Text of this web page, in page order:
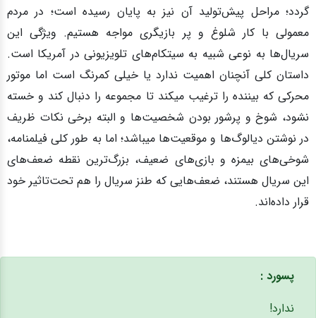
گردد؛ مراحل پیش‌تولید آن نیز به پایان رسیده‌ است؛ در مردم
معمولی با کار شلوغ و پر بازیگری مواجه هستیم. ویژگی این
سریال‌ها به‌ نوعی شبیه به سیتکام‌های تلویزیونی در آمریکا است.
داستان کلی آنچنان اهمیت ندارد یا خیلی کمرنگ است اما موتور
محرکی که بیننده‌ را ترغیب میکند تا مجموعه را دنبال کند و خسته
نشود، شوخ و پرشور بودن شخصیت‌ها و البته برخی نکات ظریف
در نوشتن دیالوگ‌ها و موقعیت‌ها میباشد؛ اما به طور کلی فیلمنامه،
شوخی‌های بیمزه و بازی‌های ضعیف، بزرگ‌ترین نقطه ضعف‌های
این سریال هستند، ضعف‌هایی که طنز سریال را هم تحت‌تاثیر خود
قرار داده‌اند.
پسورد :
ندارد!